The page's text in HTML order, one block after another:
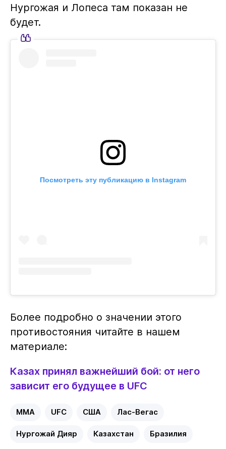
Нургожая и Лопеса там показан не
будет.
Посмотреть эту публикацию в Instagram
Более подробно о значении этого
противостояния читайте в нашем
материале:
Казах принял важнейший бой: от него
зависит его будущее в UFC
MMA UFC США Лас-Вегас
Нургожай Дияр Казахстан Бразилия